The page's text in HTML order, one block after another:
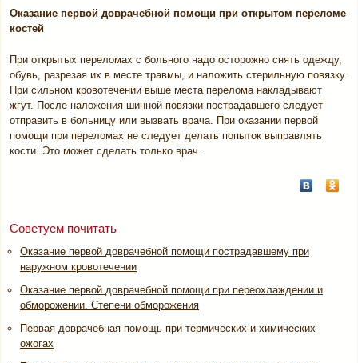
Оказание первой доврачебной помощи при открытом переломе
костей
При открытых переломах с больного надо осторожно снять одежду,
обувь, разрезая их в месте травмы, и наложить стерильную повязку.
При сильном кровотечении выше места перелома накладывают
жгут. После наложения шинной повязки пострадавшего следует
отправить в больницу или вызвать врача. При оказании первой
помощи при переломах не следует делать попыток выправлять
кости. Это может сделать только врач.
Советуем почитать
Оказание первой доврачебной помощи пострадавшему при
наружном кровотечении
Оказание первой доврачебной помощи при переохлаждении и
обморожении. Степени обморожения
Первая доврачебная помощь при термических и химических
ожогах